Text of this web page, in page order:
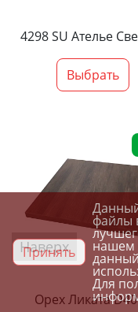
4298 SU Ателье
Выбрать
Орех Ликата
Наверх
Принять
файлы
нашем
Для